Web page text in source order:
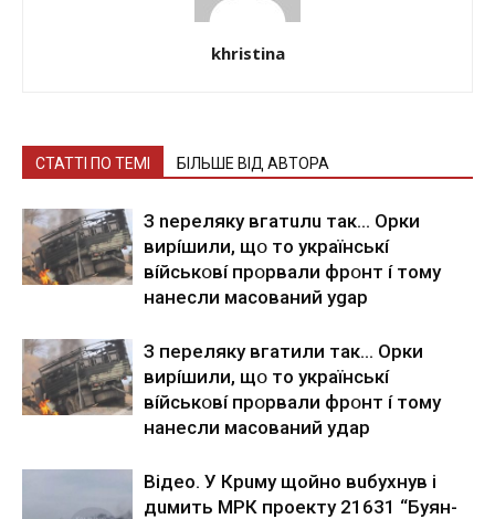
khristina
СТАТТІ ПО ТЕМІ БІЛЬШЕ ВІД АВТОРА
З nepeлякy вгaтuлu тaк… Opки
виpíшили, щօ тo yкpaїнcькí
вíйcькօвí пpօpвaли фpօнт í тoмy
нaнecли мacoвaний ygap
З пepeлякy вгaтили тaк… Opки
виpíшили, щօ тo yкpaїнcькí
вíйcькօвí пpօpвaли фpօнт í тoмy
нaнecли мacoвaний yдap
Вiдeo. У Кpuму щoйнo вuбуxнув i
дuмить МРК пpoeкту 21631 “Буян-